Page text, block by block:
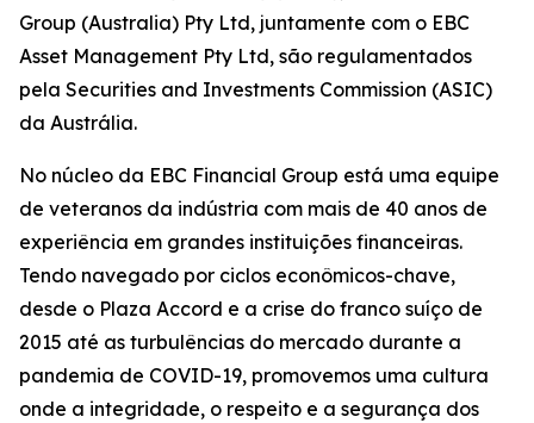
Group (Australia) Pty Ltd, juntamente com o EBC
Asset Management Pty Ltd, são regulamentados
pela Securities and Investments Commission (ASIC)
da Austrália.
No núcleo da EBC Financial Group está uma equipe
de veteranos da indústria com mais de 40 anos de
experiência em grandes instituições financeiras.
Tendo navegado por ciclos econômicos-chave,
desde o Plaza Accord e a crise do franco suíço de
2015 até as turbulências do mercado durante a
pandemia de COVID-19, promovemos uma cultura
onde a integridade, o respeito e a segurança dos